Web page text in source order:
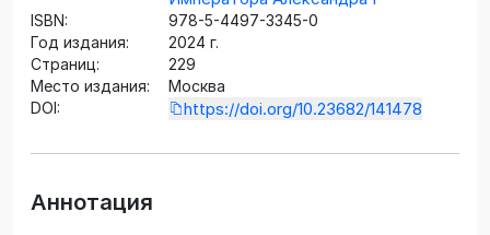
ISBN:
978-5-4497-3345-0
Год издания:
2024 г.
Страниц:
229
Место издания:
Москва
DOI:
https://doi.org/10.23682/141478
Аннотация